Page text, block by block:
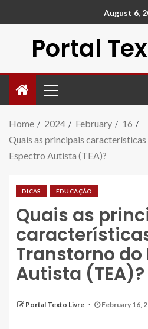
August 6,
Portal
Home 2024 February
16
Quais as principais
Espectro Autista (TEA)?
DICAS EDUCAÇÃO
Quais as
Transtorno do
Autista (TEA)?
Portal Texto Livre February 16,